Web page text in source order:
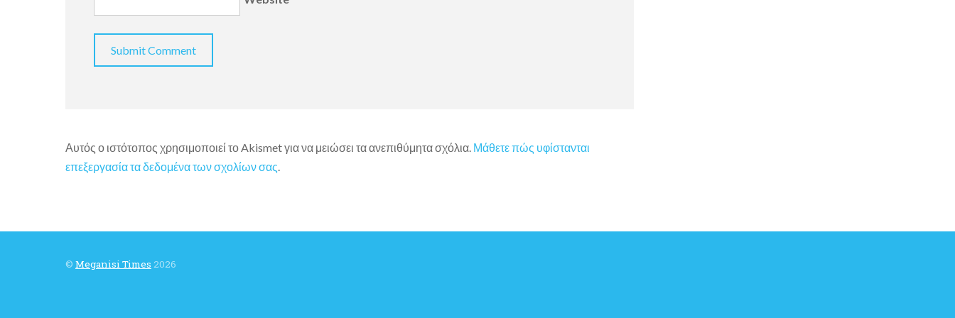
Αυτός ο ιστότοπος χρησιμοποιεί το Akismet για να μειώσει τα ανεπιθύμητα σχόλια. Μάθετε πώς υφίστανται
επεξεργασία τα δεδομένα των σχολίων σας
© Meganisi Times 2026